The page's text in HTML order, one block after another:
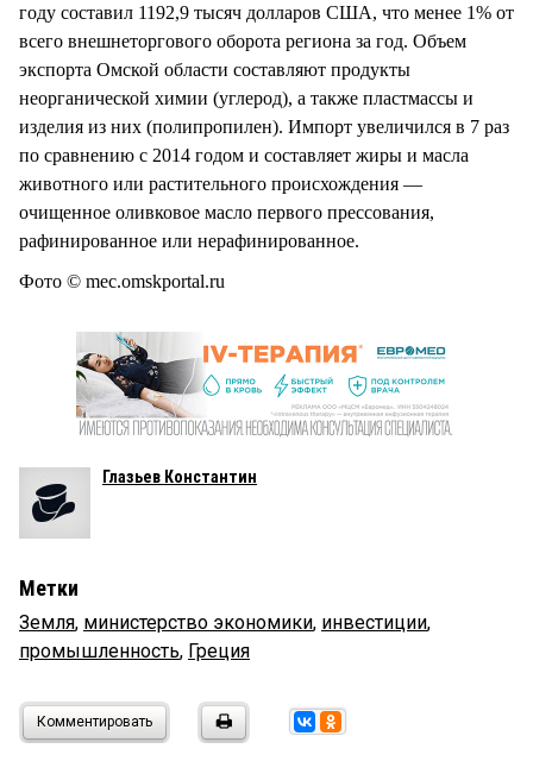
году составил 1192,9 тысяч долларов США, что менее 1% от
всего внешнеторгового оборота региона за год. Объем
экспорта Омской области составляют продукты
неорганической химии (углерод), а также пластмассы и
изделия из них (полипропилен). Импорт увеличился в 7 раз
по сравнению с 2014 годом и составляет жиры и масла
животного или растительного происхождения —
очищенное оливковое масло первого прессования,
рафинированное или нерафинированное.
Фото © mec.omskportal.ru
Глазьев Константин
Метки
Земля, министерство экономики, инвестиции,
промышленность, Греция
Комментировать